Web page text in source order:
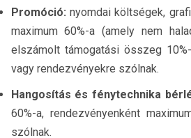
Promóció: nyomdai költségek,
maximum 60%-a (amely nem
elszámolt támogatási összeg
vagy rendezvényekre szólnak.
Hangosítás és fénytechnika
60%-a, rendezvényenként
szólnak.